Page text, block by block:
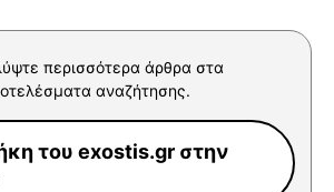
περισσότερα άρθρα στα
αναζήτησης.
του exostis.gr στην